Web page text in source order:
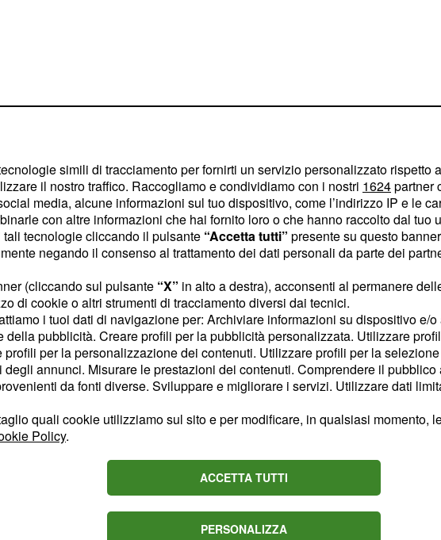
a citare romanticamente
Ritorno. Specie perché la storia,
su un giradischi,
ripetersi di eventi inarrestabili: la
Araba, l'America di oggi
e tutte le angosce che la
torto
quella delCongresso, volta a
di un atterraggio umano sulla
marziana) e successivamente di
Come parte di questo viaggio
Redirect Mission (ARM).
simili di tracciamento per fornirti un servizio personalizzato rispetto
il nostro traffico. Raccogliamo e condividiamo con i nostri 1624partner
media, alcune informazioni sul tuo dispositivo, come l’indirizzo IP e le
con altre informazioni che hai fornito loro o che hanno raccolto dal tuo
tali tecnologie cliccando il pulsante “Accetta tutti” presente su questo
negando il consenso al trattamento dei dati personali da parte dei
(cliccando sul pulsante “X” in alto a destra), acconsenti al permanere
di cookie o altri strumenti di tracciamento diversi dai tecnici.
i tuoi dati di navigazione per: Archiviare informazioni su dispositivo e/
della pubblicità. Creare profili per la pubblicità personalizzata. Utilizzare
per la personalizzazione dei contenuti. Utilizzare profili per la
degli annunci. Misurare le prestazioni dei contenuti. Comprendere il
da fonti diverse. Sviluppare e migliorare i servizi. Utilizzare dati
quali cookie utilizziamo sul sito e per modificare, in qualsiasi momento,
Policy.
ACCETTA TUTTI
PERSONALIZZA